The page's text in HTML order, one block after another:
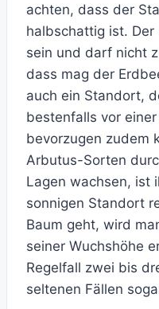
achten, dass der
halbschattig ist. Der
sein und darf nicht
dass mag der
auch ein Standort,
bestenfalls vor
bevorzugen zudem
Arbutus-Sorten
Lagen wachsen, ist
sonnigen Standort
Baum geht, wird
seiner Wuchshöhe
Regelfall zwei bis
seltenen Fällen